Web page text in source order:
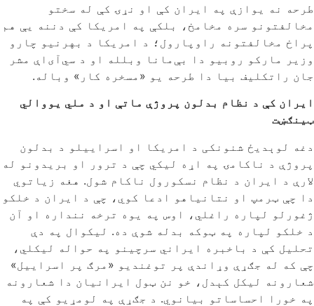
طرحه نه یوازې په ایران کې او نړۍ کې له سختو
مخالفتونو سره مخامخ، بلکې په امریکا کې دننه یې هم
پراخ مخالفتونه راوپارول؛ د امریکا د بهرنیو چارو
وزیر مارکو روبیو دا بې‌مانا وبلله او د سي‌آی‌اې مشر
جان راتکلیف بیا دا طرحه یو «مسخره کار» وباله.
ایران کې د نظام بدلون پروژې ماتې او د ملي یووالي
ټینګښت
دغه لوېدیځ شنونکی د امریکا او اسراییلو د بدلون
پروژې د ناکامۍ په اړه لیکي چې د ترور او بریدونو له
لارې د ایران د نظام نسکورول ناکام شول. هغه زیاتوي
دا چې ټرمپ او نتانیاهو ادعا کوي، چې د ایران د خلکو
ژغورلو لپاره راغلي، اوس په یوه ترخه ننداره او آن
د خلکو لپاره په ټوکه بدله شوې ده. لیکوال په دې
تحلیل کې د باخبره ایراني سرچینو په حواله لیکلي،
چې که له جګړې وړاندې پر توغندیو «مرګ پر اسراییل»
شعارونه لیکل کېدل، خو نن ټول ایرانیان دا شعارونه
په خورا احساساتو بیانوي. د جګړې په لومړیو کې په